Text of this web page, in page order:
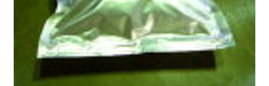
ご注意を！
（ホッピー公式HPより引用）